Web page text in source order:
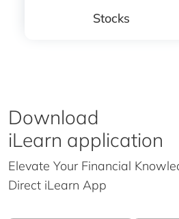
Stocks
Download
iLearn application
Elevate Your Financial
Direct iLearn App